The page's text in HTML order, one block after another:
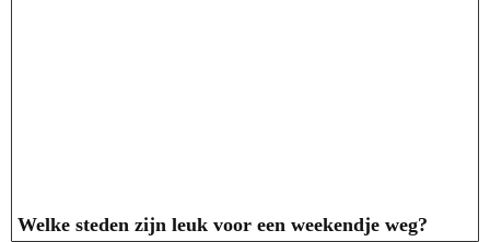
Welke steden zijn leuk voor een weekendje weg?